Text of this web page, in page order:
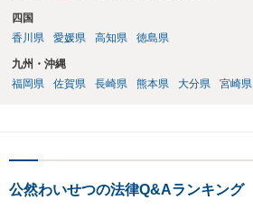
四国
香川県
愛媛県 高知県 徳島県
九州・沖縄
福岡県
佐賀県 長崎県 熊本県 大分県 宮崎県
公然わいせつの法律Q&Aランキング